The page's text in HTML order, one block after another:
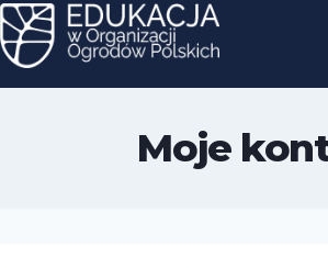
Przejdź
do
treści
Moje